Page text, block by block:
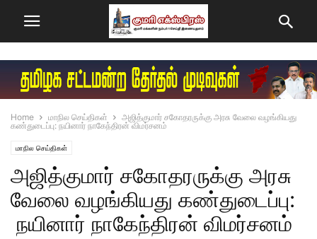
Home மாநில செய்திகள்
அஜித்குமார் சகோதரருக்கு அரசு வேலை வழங்கியது
கண்துடைப்பு:​ நயினார் நாகேந்திரன் விமர்சனம்
மாநில செய்திகள்
அஜித்குமார் சகோதரருக்கு அரசு
வேலை வழங்கியது கண்துடைப்பு:​
நயினார் நாகேந்திரன் விமர்சனம்